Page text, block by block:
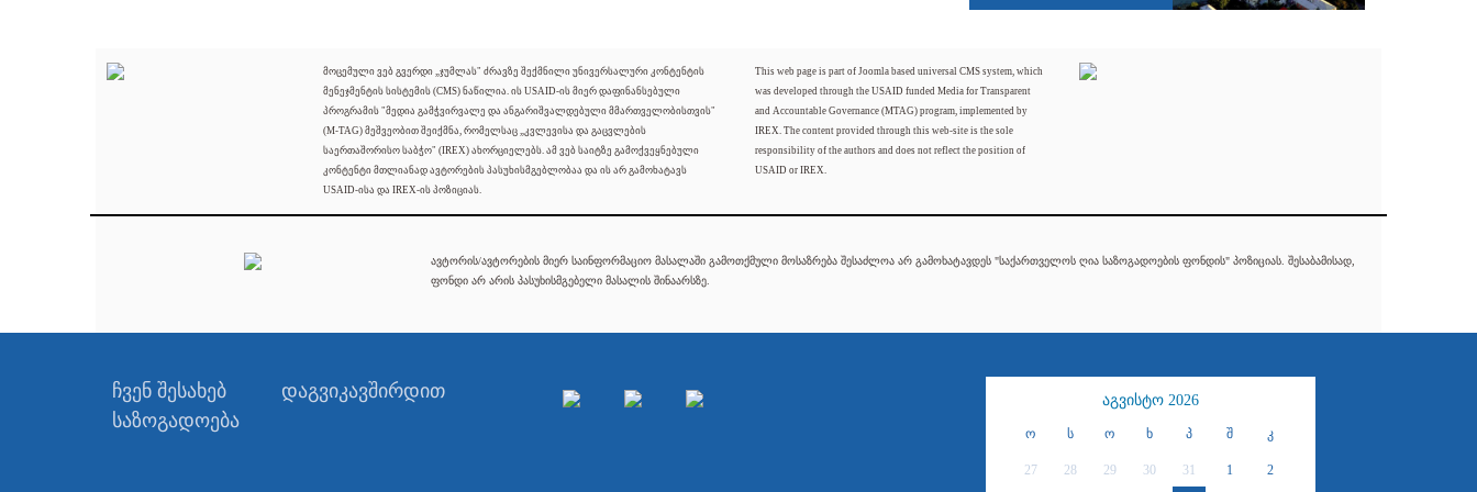
მოცემული ვებ გვერდი „ჯუმლას" ძრავზე შექმნილი უნივერსალური კონტენტის
მენეჯმენტის სისტემის (CMS) ნაწილია. ის USAID-ის მიერ დაფინანსებული
პროგრამის "მედია გამჭვირვალე და ანგარიშვალდებული მმართველობისთვის"
(M-TAG) მეშვეობით შეიქმნა, რომელსაც „კვლევისა და გაცვლების
საერთაშორისო საბჭო" (IREX) ახორციელებს. ამ ვებ საიტზე გამოქვეყნებული
კონტენტი მთლიანად ავტორების პასუხისმგებლობაა და ის არ გამოხატავს
USAID-ისა და IREX-ის პოზიციას.
This web page is part of Joomla based universal CMS system, which
was developed through the USAID funded Media for Transparent
and Accountable Governance (MTAG) program, implemented by
IREX. The content provided through this web-site is the sole
responsibility of the authors and does not reflect the position of
USAID or IREX.
ავტორის/ავტორების მიერ საინფორმაციო მასალაში გამოთქმული მოსაზრება შესაძლოა არ გამოხატავდეს "საქართველოს ღია საზოგადოების ფონდის" პოზიციას. შესაბამისად,
ფონდი არ არის პასუხისმგებელი მასალის შინაარსზე.
ჩვენ შესახებ
დაგვიკავშირდით
საზოგადოება
აგვისტო 2026
ო ს ო ხ პ შ კ
27 28 29 30 31 1 2